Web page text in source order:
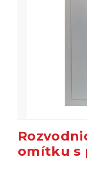
omítku s